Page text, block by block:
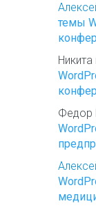
темы
Никита
Федор